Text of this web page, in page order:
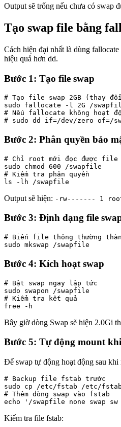
Output sẽ trống nếu chưa có swap
Tạo swap file bằng
Cách hiện đại nhất là dùng
hiệu quả hơn dd.
Bước 1: Tạo file swap
# Tạo file swap 2GB (thay
sudo fallocate -l 2G /
# Nếu fallocate không hoạt
# sudo dd if=/dev/zero of=/
Bước 2: Phân quyền bảo
# Chỉ root mới đọc được file
sudo chmod 600 /swapfile
# Kiểm tra phân quyền
ls -lh /swapfile
Output sẽ hiện: -rw------- 1
Bước 3: Định dạng file
# Biến file thông thường
sudo mkswap /swapfile
Bước 4: Kích hoạt swap
# Bật swap ngay lập tức
sudo swapon /swapfile
# Kiểm tra kết quả
free -h
Bây giờ dòng Swap sẽ hiện 2.0Gi
Bước 5: Tự động mount
Để swap tự động hoạt động sau khi
# Backup file fstab trước
sudo cp /etc/fstab /etc/
# Thêm dòng swap vào fstab
echo '/swapfile none swap
Kiểm tra file fstab: